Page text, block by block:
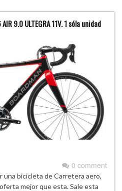
9.0 ULTEGRA 11V. 1 sóla unidad
0 comment
una bicicleta de Carretera aero,
mejor que esta. Sale esta